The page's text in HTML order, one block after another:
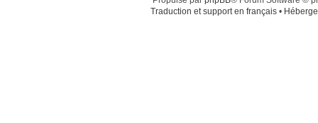
Traduction et support en français •